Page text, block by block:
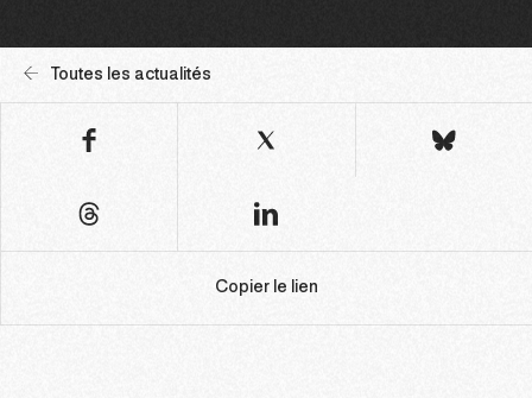
Toutes les actualités
Copier le lien